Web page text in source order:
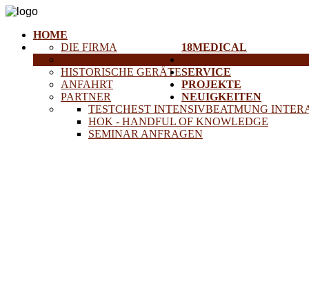
HOME
18MEDICAL
DIE FIRMA
HISTORISCHE GERÄTE
ANFAHRT
PARTNER
TESTCHEST INTENSIVBEATMUNG
HOK - HANDFUL OF KNOWLEDGE
SEMINAR ANFRAGEN
SERVICE
PROJEKTE
NEUIGKEITEN